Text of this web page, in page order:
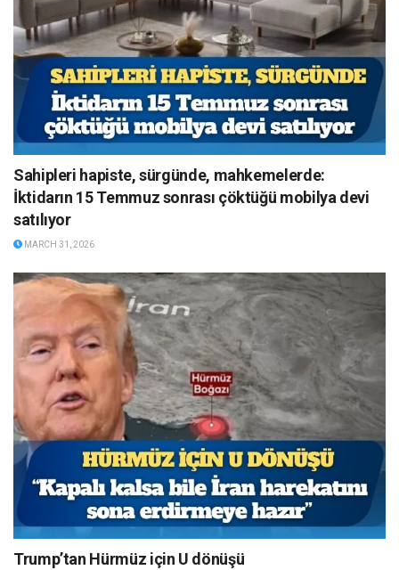
Sahipleri hapiste, sürgünde, mahkemelerde:
İktidarın 15 Temmuz sonrası çöktüğü mobilya devi
satılıyor
MARCH 31, 2026
Trump’tan Hürmüz için U dönüşü